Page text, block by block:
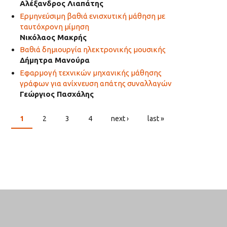
Αλέξανδρος Λιαπάτης
Ερμηνεύσιμη βαθιά ενισχυτική μάθηση με
ταυτόχρονη μίμηση
Νικόλαος Μακρής
Βαθιά δημιουργία ηλεκτρονικής μουσικής
Δήμητρα Μανούρα
Εφαρμογή τεχνικών μηχανικής μάθησης
γράφων για ανίχνευση απάτης συναλλαγών
Γεώργιος Πασχάλης
PAGES
1 2 3 4 next › last »